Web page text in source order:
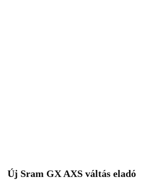
Új Sram GX AXS váltás eladó